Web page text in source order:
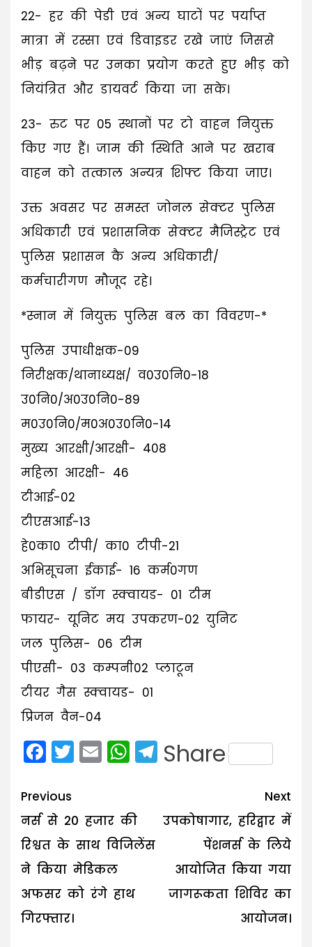
22- हर की पेडी एवं अन्य घाटों पर पर्याप्त
मात्रा में रस्सा एवं डिवाइडर रखे जाएं जिससे
भीड़ बढ़ने पर उनका प्रयोग करते हुए भीड़ को
नियंत्रित और डायवर्ट किया जा सके।
23- रुट पर 05 स्थानों पर टो वाहन नियुक्त
किए गए हैं। जाम की स्थिति आने पर खराब
वाहन को तत्काल अन्यत्र शिफ्ट किया जाए।
उक्त अवसर पर समस्त जोनल सेक्टर पुलिस
अधिकारी एवं प्रशासनिक सेक्टर मैजिस्ट्रेट एवं
पुलिस प्रशासन कै अन्य अधिकारी/
कर्मचारीगण मौजूद रहे।
*स्नान में नियुक्त पुलिस बल का विवरण-*
पुलिस उपाधीक्षक-09
निरीक्षक/थानाध्यक्ष/ व0उ0नि0-18
उ0नि0/अ0उ0नि0-89
म0उ0नि0/म0अ0उ0नि0-14
मुख्य आरक्षी/आरक्षी- 408
महिला आरक्षी- 46
टीआई-02
टीएसआई-13
हे0का0 टीपी/ का0 टीपी-21
अभिसूचना ईकाई- 16 कर्म0गण
बीडीएस / डॉग स्क्वायड- 01 टीम
फायर- यूनिट मय उपकरण-02 युनिट
जल पुलिस- 06 टीम
पीएसी- 03 कम्पनी02 प्लाटून
टीयर गैस स्क्वायड- 01
प्रिजन वैन-04
Facebook
Twitter
EmailWhatsApp
Telegram
Share
Post
navigation
Previous
नर्स से 20 हजार की
रिश्वत के साथ विजिलेंस
ने किया मेडिकल
अफसर को रंगे हाथ
गिरफ्तार।
Next
उपकोषागार, हरिद्वार में
पेंशनर्स के लिये
आयोजित किया गया
जागरूकता शिविर का
आयोजन।